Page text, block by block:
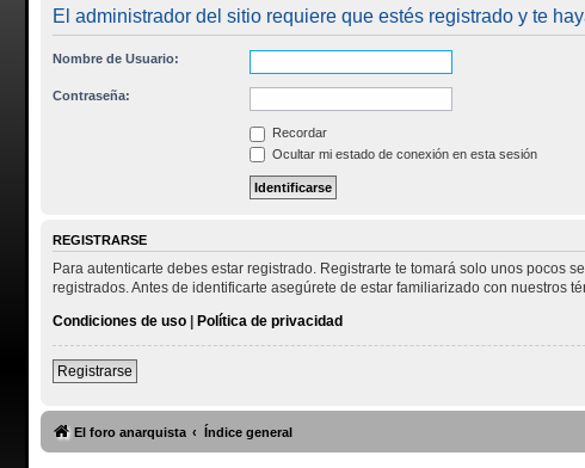
El administrador del sitio requiere que estés registrado y te
Nombre de Usuario:
Contraseña:
Recordar
Ocultar mi estado de conexión en esta sesión
REGISTRARSE
Para autenticarte debes estar registrado. Registrarte te tomará solo unos pocos
registrados. Antes de identificarte asegúrete de estar familiarizado con nuestros
Condiciones de uso| Política de privacidad
Registrarse
El foro anarquista Índice general